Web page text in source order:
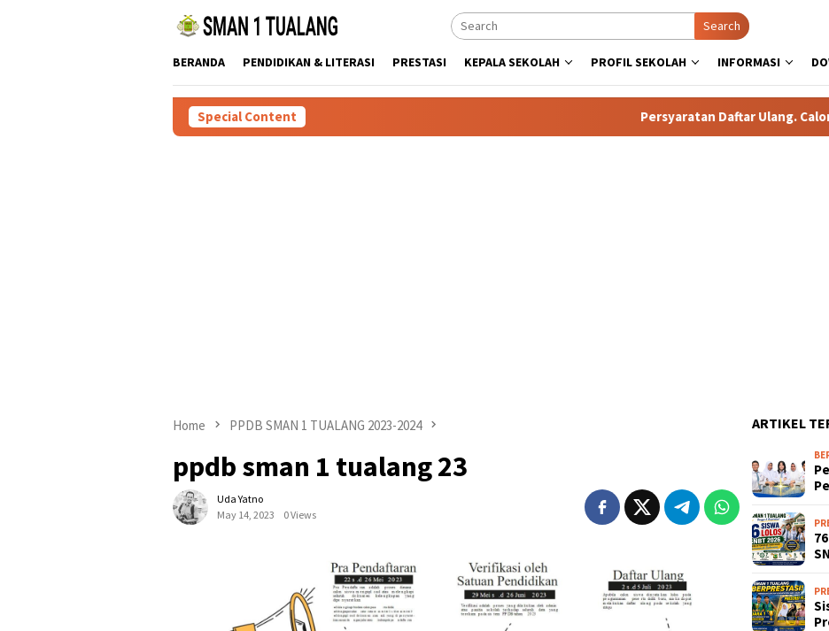
Search
BERANDA PENDIDIKAN & LITERASI PRESTASI KEPALA SEKOLAH PROFIL SEKOLAH INFORMASI
Special Content Persyaratan Daftar Ulang. Calon
Home PPDB SMAN 1 TUALANG 2023-2024
ppdb sman 1 tualang 23
Uda Yatno
May 14, 2023
0 Views
ARTIKEL